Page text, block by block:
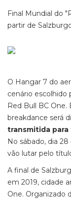
Final Mundial do
partir de
O Hangar 7 do
cenário escolhido
Red Bull BC
breakdance será
transmitida
No sábado, dia
vão lutar pelo
A final de
em 2019, cidade
One. Organizado